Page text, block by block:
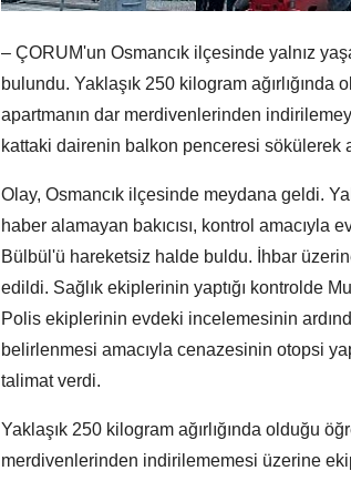
– ÇORUM'un Osmancık ilçesinde yalnız
bulundu. Yaklaşık 250 kilogram
apartmanın dar merdivenlerinden
kattaki dairenin balkon penceresi sökülerek
Olay, Osmancık ilçesinde meydana geldi.
haber alamayan bakıcısı, kontrol amacıyla
Bülbül'ü hareketsiz halde buldu. İhbar
edildi. Sağlık ekiplerinin yaptığı kontrolde
Polis ekiplerinin evdeki incelemesinin
belirlenmesi amacıyla cenazesinin otopsi
talimat verdi.
Yaklaşık 250 kilogram ağırlığında olduğu
merdivenlerinden indirilememesi üzerine